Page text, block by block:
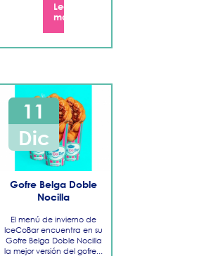
Leer
más
11
Dic
Gofre Belga Doble
Nocilla
El menú de invierno de
IceCoBar encuentra en su
Gofre Belga Doble Nocilla
la mejor versión del gofre...